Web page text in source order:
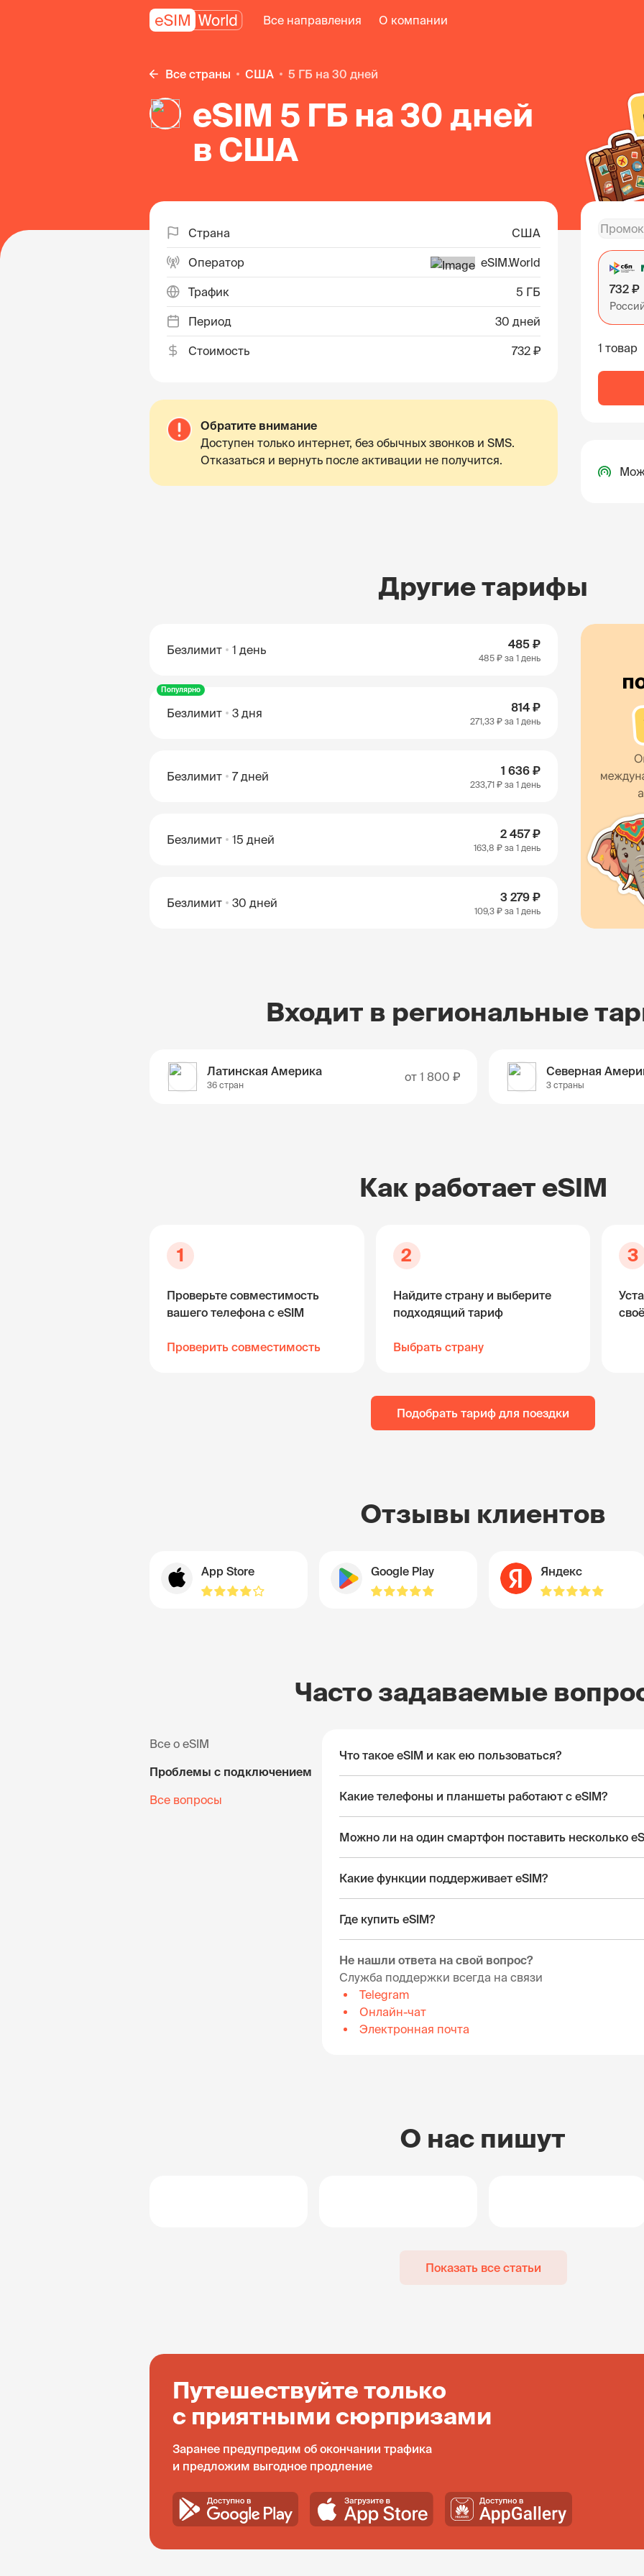
Все направления О компании
Все страны США 5 ГБ на 30 дней
eSIM 5 ГБ на 30 дней
в США
Страна США
Оператор eSIM.World
Трафик 5 ГБ
Период 30 дней
Стоимость 732 ₽
Обратите внимание
Доступен только интернет, без обычных звонков и SMS.
Отказаться и вернуть после активации не получится.
732 ₽
1 товар
Другие тарифы
Безлимит 1 день 485 ₽
485 ₽ за 1 день
Популярно
Безлимит 3 дня 814 ₽
271,33 ₽ за 1 день
Безлимит 7 дней 1 636 ₽
233,71 ₽ за 1 день
Безлимит 15 дней 2 457 ₽
163,8 ₽ за 1 день
Безлимит 30 дней 3 279 ₽
109,3 ₽ за 1 день
Входит в региональные
Латинская Америка
36 стран
от 1 800 ₽ Северная
3 страны
Как работает eSIM
1
Проверьте совместимость
вашего телефона с eSIM
Проверить совместимость
2
Найдите страну и выберите
подходящий тариф
Выбрать страну
3
Подобрать тариф для поездки
Отзывы клиентов
App Store Google Play Яндекс
Часто задаваемые
Все о eSIM
Проблемы с подключением
Все вопросы
Что такое eSIM и как ею пользоваться?
Какие телефоны и планшеты работают с eSIM?
Можно ли на один смартфон поставить несколько
Какие функции поддерживает eSIM?
Где купить eSIM?
Не нашли ответа на свой вопрос?
Служба поддержки всегда на связи
Telegram
Онлайн-чат
Электронная почта
О нас пишут
Показать все статьи
Путешествуйте только
с приятными сюрпризами
Заранее предупредим об окончании трафика
и предложим выгодное продление